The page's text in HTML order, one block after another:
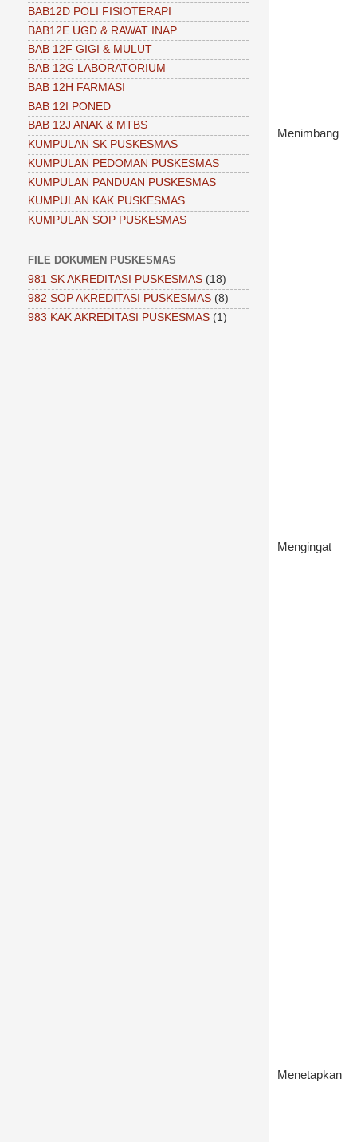
Menimbang
Mengingat
Menetapkan
BAB12D POLI FISIOTERAPI
BAB12E UGD & RAWAT INAP
BAB 12F GIGI & MULUT
BAB 12G LABORATORIUM
BAB 12H FARMASI
BAB 12I PONED
BAB 12J ANAK & MTBS
KUMPULAN SK PUSKESMAS
KUMPULAN PEDOMAN PUSKESMAS
KUMPULAN PANDUAN PUSKESMAS
KUMPULAN KAK PUSKESMAS
KUMPULAN SOP PUSKESMAS
FILE DOKUMEN PUSKESMAS
981 SK AKREDITASI PUSKESMAS (18)
982 SOP AKREDITASI PUSKESMAS (8)
983 KAK AKREDITASI PUSKESMAS (1)